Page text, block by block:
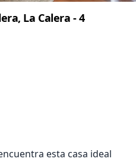
La Calera - 4
esta casa ideal